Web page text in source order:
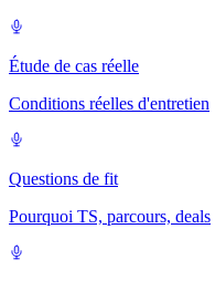
Étude de cas réelle
Conditions réelles d'entretien
Questions de fit
Pourquoi TS, parcours, deals